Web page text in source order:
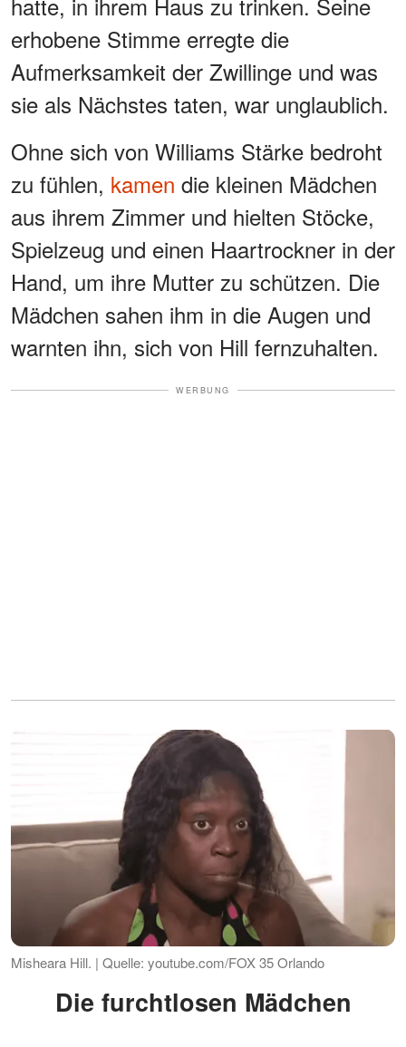
erhobene Stimme erregte die
Aufmerksamkeit der Zwillinge und was
sie als Nächstes taten, war unglaublich.
Ohne sich von Williams Stärke bedroht
zu fühlen, kamen die kleinen Mädchen
aus ihrem Zimmer und hielten Stöcke,
Spielzeug und einen Haartrockner in der
Hand, um ihre Mutter zu schützen. Die
Mädchen sahen ihm in die Augen und
warnten ihn, sich von Hill fernzuhalten.
WERBUNG
Misheara Hill. | Quelle: youtube.com/FOX 35 Orlando
Die furchtlosen Mädchen